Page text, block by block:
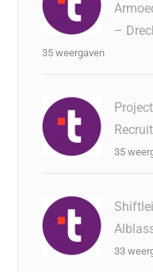
–
35 weergaven
35
33